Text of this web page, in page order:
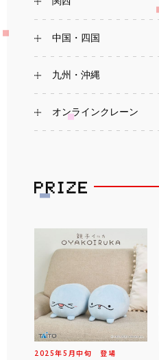
中国・四国
九州・沖縄
オンラインクレーン
2025年5 月中旬 登場